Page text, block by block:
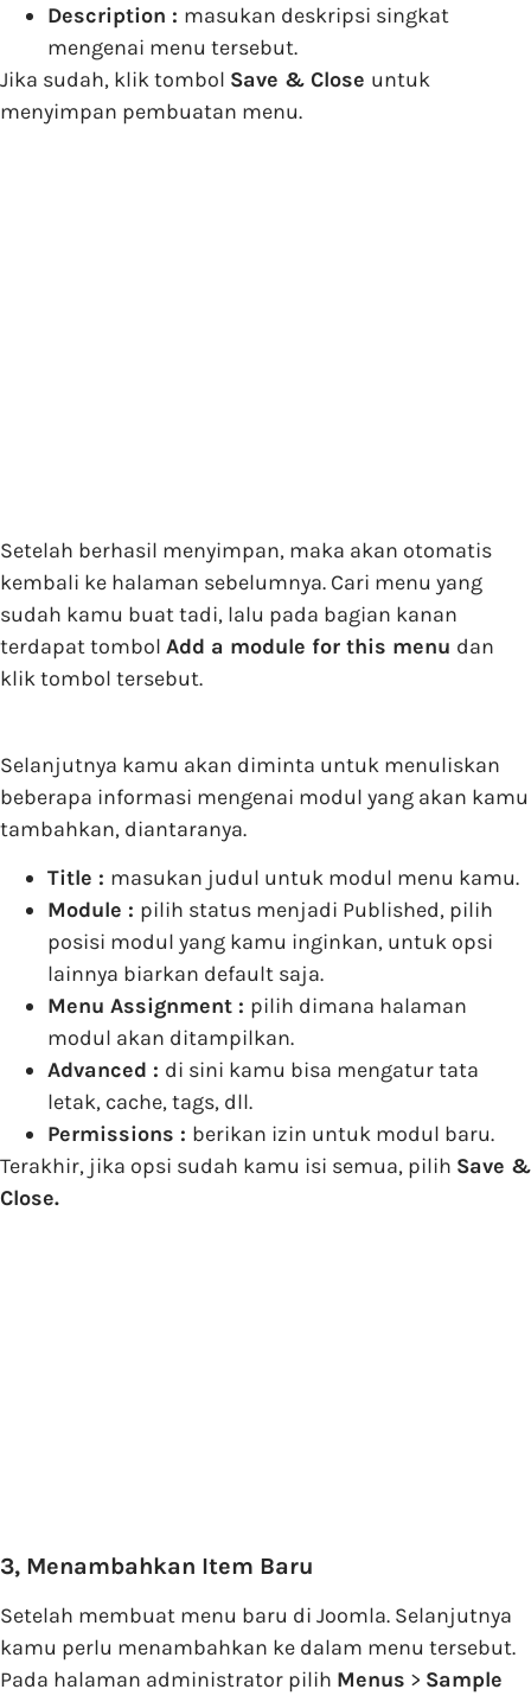
Description : masukan deskripsi singkat
mengenai menu tersebut.
Jika sudah, klik tombol Save & Close untuk
menyimpan pembuatan menu.
Setelah berhasil menyimpan, maka akan otomatis
kembali ke halaman sebelumnya. Cari menu yang
sudah kamu buat tadi, lalu pada bagian kanan
terdapat tombol Add a module for this menu dan
klik tombol tersebut.
Selanjutnya kamu akan diminta untuk menuliskan
beberapa informasi mengenai modul yang akan kamu
tambahkan, diantaranya.
Title : masukan judul untuk modul menu kamu.
Module : pilih status menjadi Published, pilih
posisi modul yang kamu inginkan, untuk opsi
lainnya biarkan default saja.
Menu Assignment : pilih dimana halaman
modul akan ditampilkan.
Advanced : di sini kamu bisa mengatur tata
letak, cache, tags, dll.
Permissions : berikan izin untuk modul baru.
Terakhir, jika opsi sudah kamu isi semua, pilih Save &
Close.
3, Menambahkan Item Baru
Setelah membuat menu baru di Joomla. Selanjutnya
kamu perlu menambahkan ke dalam menu tersebut.
Pada halaman administrator pilih Menus > Sample